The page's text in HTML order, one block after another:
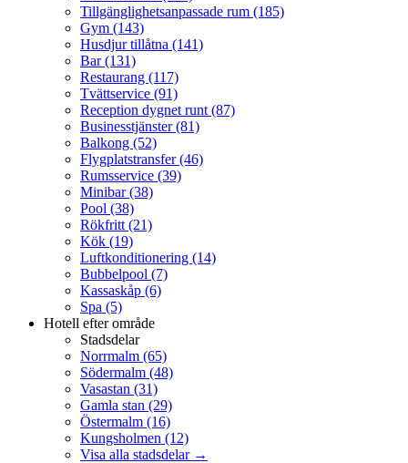
Tillgänglighetsanpassade rum (185)
Gym (143)
Husdjur tillåtna (141)
Bar(131)
Restaurang (117)
Tvättservice (91)
Reception dygnet runt (87)
Businesstjänster(81)
Balkong (52)
Flygplatstransfer(46)
Rumsservice (39)
Minibar(38)
Pool (38)
Rökfritt (21)
Kök (19)
Luftkonditionering (14)
Bubbelpool (7)
Kassaskåp (6)
Spa (5)
Hotell efter område
Stadsdelar
Norrmalm (65)
Södermalm (48)
Vasastan (31)
Gamla stan (29)
Östermalm (16)
Kungsholmen (12)
Visa alla stadsdelar →